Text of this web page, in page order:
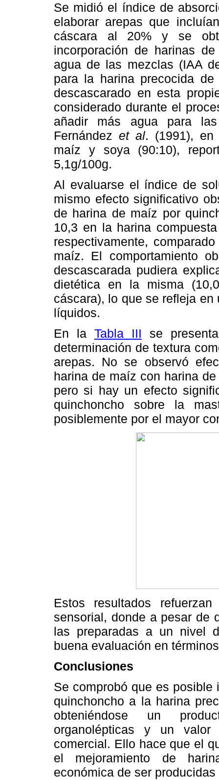
Se midió el índice de
elaborar arepas que
cáscara al 20% y se
incorporación de harinas
agua de las mezclas (IAA
para la harina precocida
descascarado en esta
considerado durante el
añadir más agua para
Fernández et al. (1991), en
maíz y soya (90:10),
5,1g/100g.
Al evaluarse el índice de
mismo efecto significativo
de harina de maíz por
10,3 en la harina
respectivamente,
maíz. El comportamiento
descascarada pudiera
dietética en la misma
cáscara), lo que se refleja
líquidos.
En la Tabla III se
determinación de textura
arepas. No se observó
harina de maíz con harina
pero si hay un efecto
quinchoncho sobre la
posiblemente por el mayor
Estos resultados
sensorial, donde a pesar de
las preparadas a un nivel
buena evaluación en
Conclusiones
Se comprobó que es posible
quinchoncho a la harina
obteniéndose un
organolépticas y un
comercial. Ello hace que el
el mejoramiento de
económica de ser